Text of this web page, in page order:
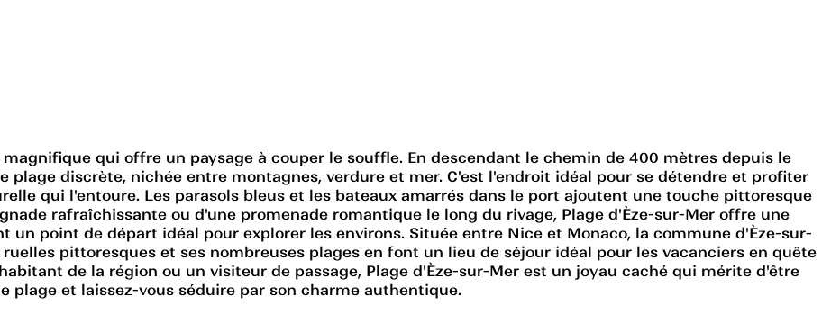
qui offre un paysage à couper le souffle. En descendant le chemin de 400 mètres depuis le
plage discrète, nichée entre montagnes, verdure et mer. C'est l'endroit idéal pour se détendre et profiter
qui l'entoure. Les parasols bleus et les bateaux amarrés dans le port ajoutent une touche pittoresque
rafraîchissante ou d'une promenade romantique le long du rivage, Plage d'Èze-sur-Mer offre une
un point de départ idéal pour explorer les environs. Située entre Nice et Monaco, la commune d'Èze-sur-
pittoresques et ses nombreuses plages en font un lieu de séjour idéal pour les vacanciers en quête
de la région ou un visiteur de passage, Plage d'Èze-sur-Mer est un joyau caché qui mérite d'être
plage et laissez-vous séduire par son charme authentique.